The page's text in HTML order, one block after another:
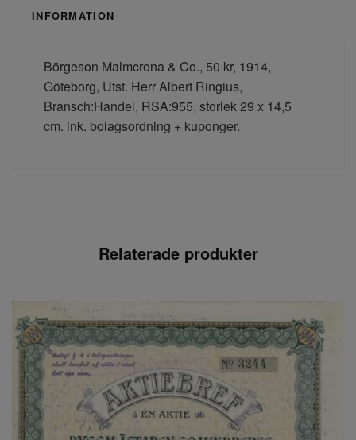
INFORMATION
Börgeson Malmcrona & Co., 50 kr, 1914,
Göteborg, Utst. Herr Albert Ringius,
Bransch:Handel, RSA:955, storlek 29 x 14,5
cm. ink. bolagsordning + kuponger.